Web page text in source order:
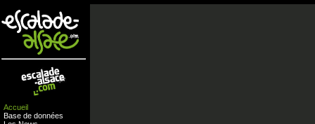
Accueil
Base de données